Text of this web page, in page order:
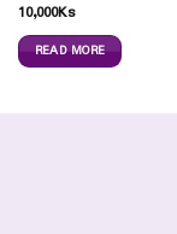
10,000Ks
READ MORE